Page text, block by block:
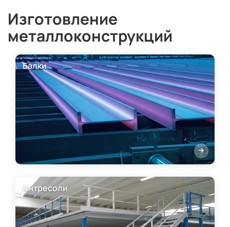
Изготовление
металлоконструкций
Балки
Антресоли